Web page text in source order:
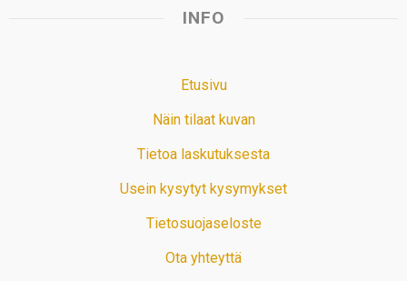
INFO
Etusivu
Näin tilaat kuvan
Tietoa laskutuksesta
Usein kysytyt kysymykset
Tietosuojaseloste
Ota yhteyttä